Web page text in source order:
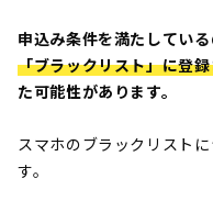
申込み条件を満たしてい
「ブラックリスト」に登
た可能性があります。
スマホのブラックリスト
す。